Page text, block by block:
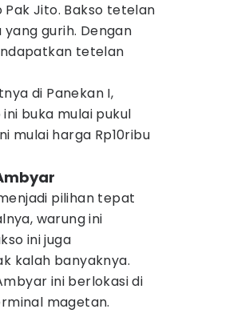
Jito. Bakso tetelan
gurih. Dengan
tetelan
di Panekan I,
buka mulai pukul
mulai harga Rp10ribu
pilihan tepat
warung ini
ini juga
kalah banyaknya.
ini berlokasi di
magetan.